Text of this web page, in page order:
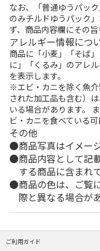
なお、「普通ゆうパッ
のみチルドゆうパック
ず、商品内容欄にその旨
アレルギー情報につ
商品に「小麦」「そば
に」「くるみ」のアレ
を表示します。
※エビ・カニを除く魚
された加工品も含む）
いる場合があります。
ビ・カニを食べている可
その他
商品写真はイメー
商品内容として記
する商品に含まれ
商品の色は、ご覧
際と異なる場合が
ご利用ガイド